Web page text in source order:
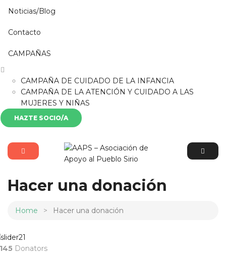
Noticias/Blog
Contacto
CAMPAÑAS
CAMPAÑA DE CUIDADO DE LA INFANCIA
CAMPAÑA DE LA ATENCIÓN Y CUIDADO A LAS
MUJERES Y NIÑAS
HAZTE SOCIO/A
Hacer una donación
Home Hacer una donación
145 Donators